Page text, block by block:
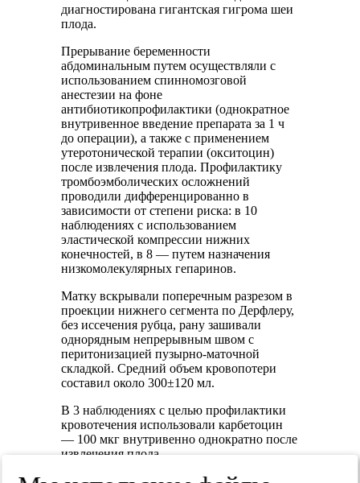
диагностирована гигантская гигрома шеи
плода.
Прерывание беременности
абдоминальным путем осуществляли с
использованием спинномозговой
анестезии на фоне
антибиотикопрофилактики (однократное
внутривенное введение препарата за 1 ч
до операции), а также с применением
утеротонической терапии (окситоцин)
после извлечения плода. Профилактику
тромбоэмболических осложнений
проводили дифференцированно в
зависимости от степени риска: в 10
наблюдениях с использованием
эластической компрессии нижних
конечностей, в 8 — путем назначения
низкомолекулярных гепаринов.
Матку вскрывали поперечным разрезом в
проекции нижнего сегмента по Дерфлеру,
без иссечения рубца, рану зашивали
однорядным непрерывным швом с
перитонизацией пузырно-маточной
складкой. Средний объем кровопотери
составил около 300±120 мл.
В 3 наблюдениях с целью профилактики
кровотечения использовали карбетоцин
— 100 мкг внутривенно однократно после
извлечения плода.